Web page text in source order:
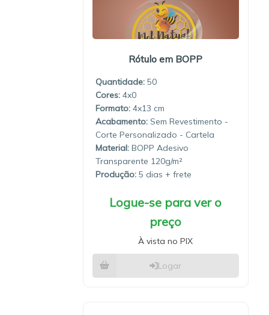
Rótulo em BOPP
Quantidade: 50
4x0
4x13
Sem Revestimento -
Corte Personalizado - Cartela
Material: BOPP Adesivo
Transparente 120g/m²
Produção: 5 dias
Logue-se para ver o
preço
À vista no PIX
Logar